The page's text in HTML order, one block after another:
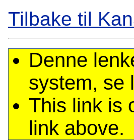
Tilbake til
Denne
system, se
This link is
link above.